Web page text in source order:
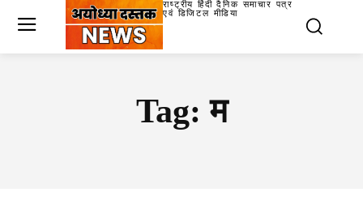
राष्ट्रीय हिंदी दैनिक समाचार पत्र
एवं डिजिटल मीडिया
Tag:म